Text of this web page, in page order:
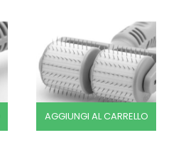
AGGIUNGI AL CARRELLO